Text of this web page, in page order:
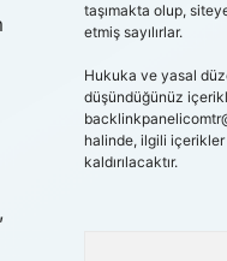
taşımakta olup,
etmiş sayılırlar.
Hukuka ve yasal
düşündüğünüz
halinde, ilgili
kaldırılacaktır.